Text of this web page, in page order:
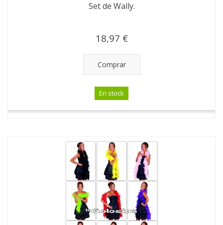
Set de Wally.
18,97 €
Comprar
En stock